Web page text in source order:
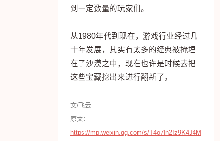
到一定数量的玩家们。
从1980年代到现在，游戏行业经过几
十年发展，其实有太多的经典被掩埋
在了沙漠之中，现在也许是时候去把
这些宝藏挖出来进行翻新了。
文/飞云
原文：
https://mp.weixin.qq.com/s/T4o7In2Iz9K4J4M